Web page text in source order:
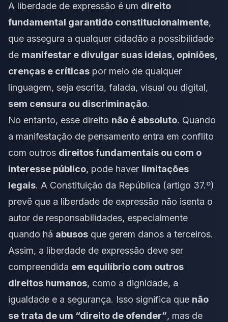
A liberdade de expressão é um direito
fundamental garantido constitucionalmente,
que assegura a qualquer cidadão a possibilidade
de manifestar e divulgar suas ideias, opiniões,
crenças e críticas por meio de qualquer
linguagem, seja escrita, falada, visual ou digital,
sem censura ou discriminação.
No entanto, esse direito não é absoluto. Quando
a manifestação de pensamento entra em conflito
com outros direitos fundamentais ou com o
interesse público, pode haver limitações
legais. A Constituição da República (artigo 37.º)
prevê que a liberdade de expressão não isenta o
autor de responsabilidades, especialmente
quando há abusos que gerem danos a terceiros.
Assim, a liberdade de expressão deve ser
compreendida em equilíbrio com outros
direitos humanos, como a dignidade, a
igualdade e a segurança. Isso significa que não
se trata de um “direito de ofender”, mas de